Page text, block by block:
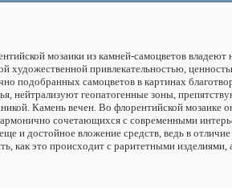
мозаики из камней-самоцветов
художественной привлекательностью,
подобранных самоцветов в картинах
нейтрализуют геопатогенные зоны,
Камень вечен. Во флорентийской
сочетающихся с современными
и достойное вложение средств, ведь в
как это происходит с раритетными